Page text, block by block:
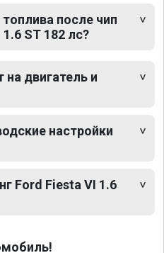
после чип
ST 182 лс?
на двигатель и
настройки
Ford Fiesta VI 1.6